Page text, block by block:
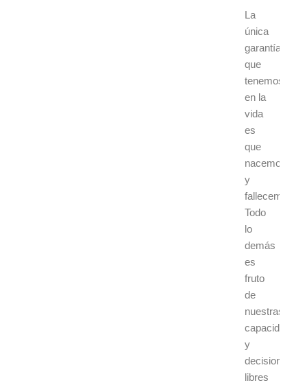
La
única
garantía
que
tenemos
en la
vida
es
que
nacemos
y
fallecemos.
Todo
lo
demás
es
fruto
de
nuestras
capacidades
y
decisiones
libres